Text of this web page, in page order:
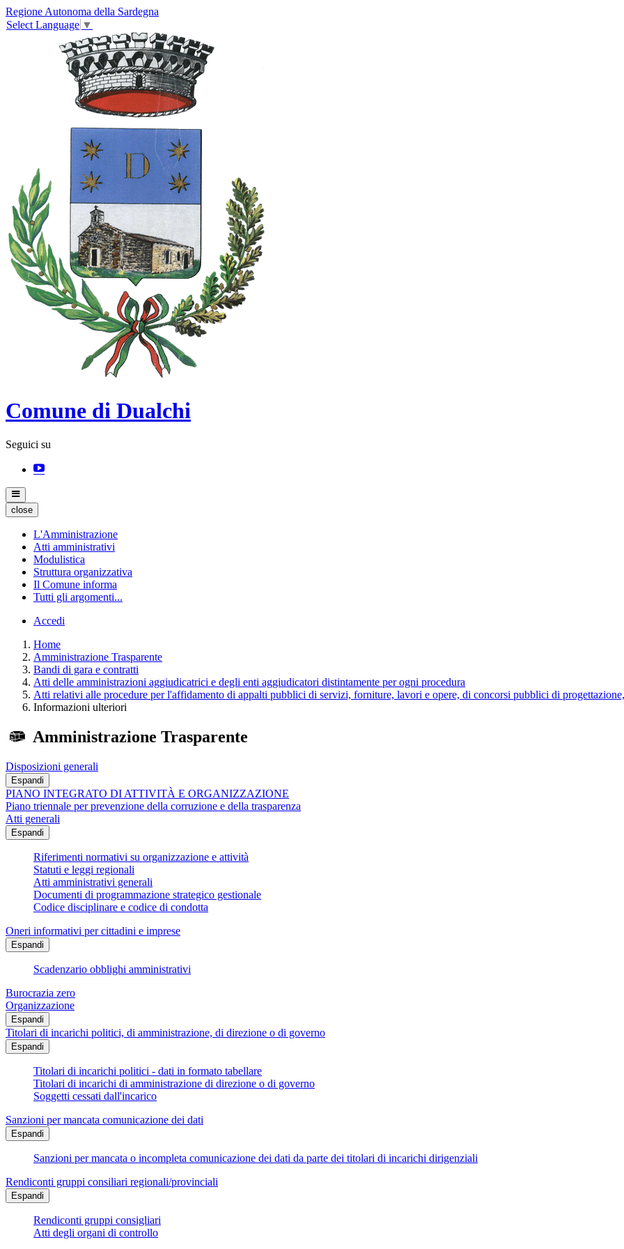
Regione Autonoma della Sardegna
Select Language ▼
Comune di Dualchi
Seguici su
close
L'Amministrazione
Atti amministrativi
Modulistica
Struttura organizzativa
Il Comune informa
Tutti gli argomenti...
Accedi
Home
Amministrazione Trasparente
Bandi di gara e contratti
Atti delle amministrazioni aggiudicatrici e degli enti aggiudicatori distintamente per ogni procedura
Atti relativi alle procedure per l'affidamento di appalti pubblici di servizi, forniture, lavori e opere, di concorsi pubblici di
Informazioni ulteriori
Amministrazione Trasparente
Disposizioni generali
Espandi
PIANO INTEGRATO DI ATTIVITÀ E ORGANIZZAZIONE
Piano triennale per prevenzione della corruzione e della trasparenza
Atti generali
Espandi
Riferimenti normativi su organizzazione e attività
Statuti e leggi regionali
Atti amministrativi generali
Documenti di programmazione strategico gestionale
Codice disciplinare e codice di condotta
Oneri informativi per cittadini e imprese
Espandi
Scadenzario obblighi amministrativi
Burocrazia zero
Organizzazione
Espandi
Titolari di incarichi politici, di amministrazione, di direzione o di governo
Espandi
Titolari di incarichi politici - dati in formato tabellare
Titolari di incarichi di amministrazione di direzione o di governo
Soggetti cessati dall'incarico
Sanzioni per mancata comunicazione dei dati
Espandi
Sanzioni per mancata o incompleta comunicazione dei dati da parte dei titolari di incarichi dirigenziali
Rendiconti gruppi consiliari regionali/provinciali
Espandi
Rendiconti gruppi consigliari
Atti degli organi di controllo